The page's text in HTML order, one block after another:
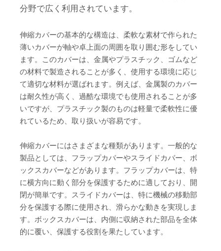
分野で広く利用されています。
伸縮カバーの基本的な構造は、柔軟な素材で作られた
薄いカバーが軸や卓上面の周囲を取り囲む形をしてい
ます。このカバーは、金属やプラスチック、ゴムなど
の材料で製造されることが多く、使用する環境に応じ
て適切な材料が選ばれます。例えば、金属製のカバー
は耐久性が高く、過酷な環境でも使用されることが多
いですが、プラスチック製のものは軽量で柔軟性に優
れているため、取り扱いが容易です。
伸縮カバーにはさまざまな種類があります。一般的な
製品としては、フラップカバーやスライドカバー、ボ
ックスカバーなどがあります。フラップカバーは、特
に横方向に動く部分を保護するために適しており、開
閉が簡単です。スライドカバーは、特に機械の移動部
分を保護する際に使用され、滑らかな動きを実現しま
す。ボックスカバーは、内側に収納された部品を全体
的に覆い、保護する役割を果たしています。